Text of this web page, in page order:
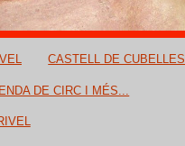
CASTELL DE CUBELLES
DE CIRC I MÉS...